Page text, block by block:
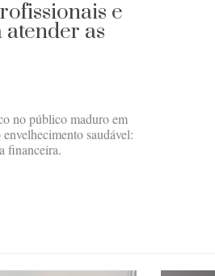
e
as
no público maduro em
saudável:
financeira.